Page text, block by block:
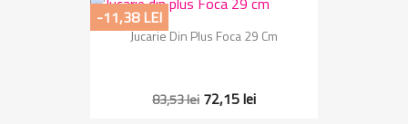
Jucarie Din Plus Foca 29 Cm
83,53 lei 72,15 lei
-11,38 LEI